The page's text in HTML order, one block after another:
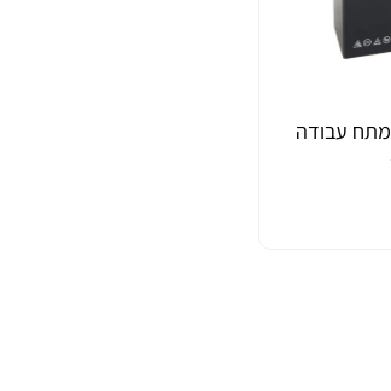
מצבר עופרת SLA מתח עבודה